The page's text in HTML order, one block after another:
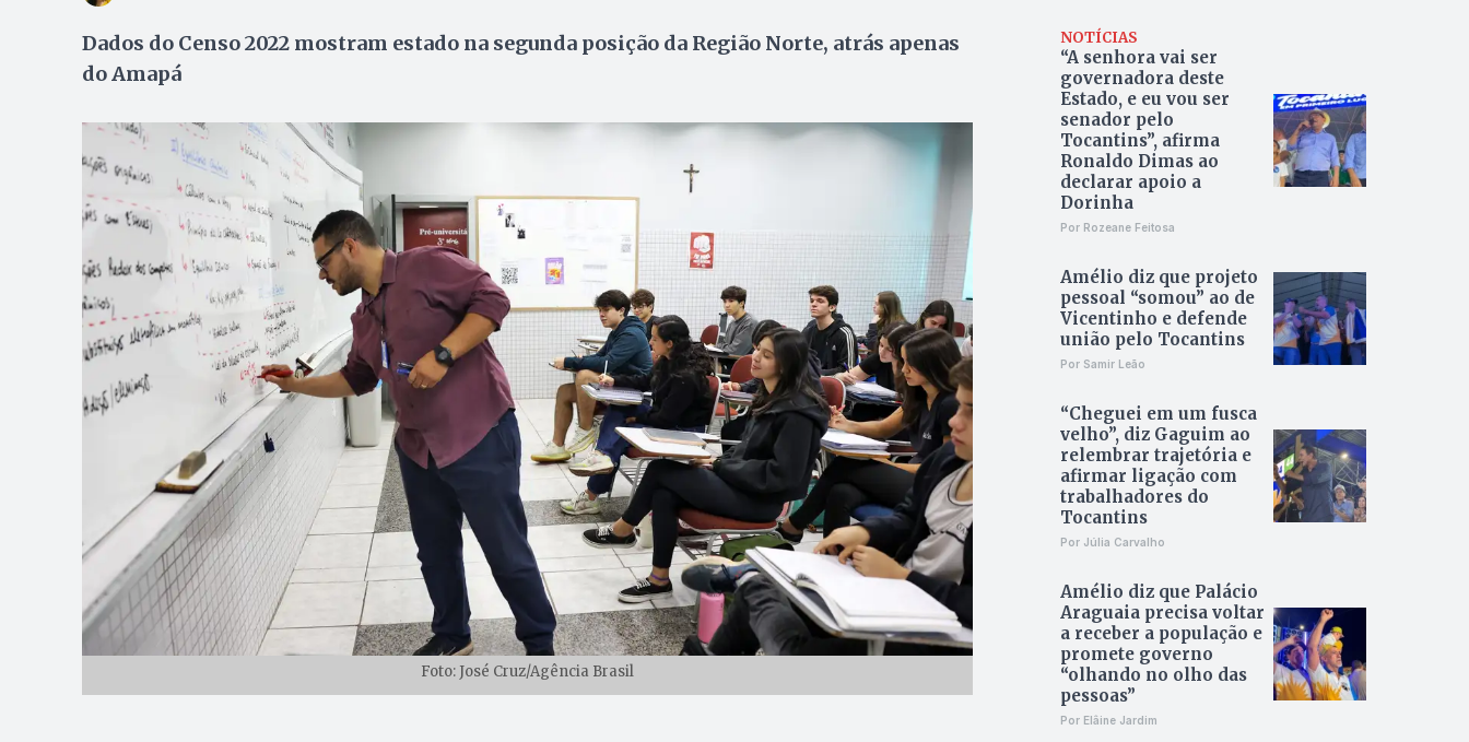
Dados do Censo 2022 mostram estado na segunda posição da Região Norte, atrás apenas
do Amapá
Foto: José Cruz/Agência Brasil
NOTÍCIAS
“A senhora vai ser
governadora deste
Estado, e eu vou ser
senador pelo
Tocantins”, afirma
Ronaldo Dimas ao
declarar apoio a
Dorinha
Por Rozeane Feitosa
Amélio diz que projeto
pessoal “somou” ao de
Vicentinho e defende
união pelo Tocantins
Por Samir Leão
“Cheguei em um fusca
velho”, diz Gaguim ao
relembrar trajetória e
afirmar ligação com
trabalhadores do
Tocantins
Por Júlia Carvalho
Amélio diz que Palácio
Araguaia precisa voltar
a receber a população e
promete governo
“olhando no olho das
pessoas”
Por Elâine Jardim